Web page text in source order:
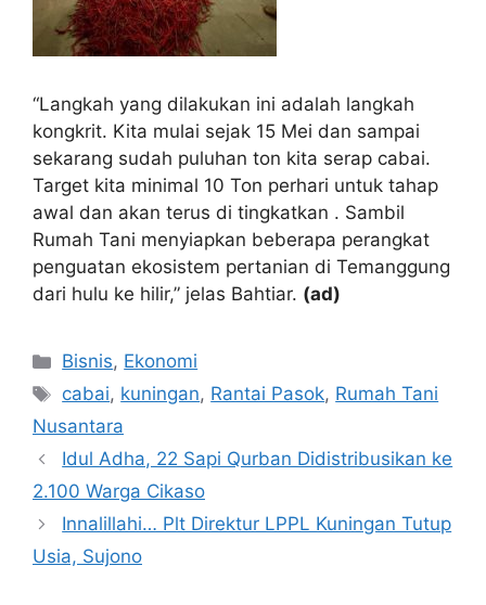
“Langkah yang dilakukan ini adalah langkah
kongkrit. Kita mulai sejak 15 Mei dan sampai
sekarang sudah puluhan ton kita serap cabai.
Target kita minimal 10 Ton perhari untuk tahap
awal dan akan terus di tingkatkan . Sambil
Rumah Tani menyiapkan beberapa perangkat
penguatan ekosistem pertanian di Temanggung
dari hulu ke hilir,” jelas Bahtiar. (ad)
Kategori
Bisnis, Ekonomi
Tag
cabai, kuningan, Rantai Pasok, Rumah Tani
Nusantara
Idul Adha, 22 Sapi Qurban Didistribusikan ke
2.100 Warga Cikaso
Innalillahi… Plt Direktur LPPL Kuningan Tutup
Usia, Sujono